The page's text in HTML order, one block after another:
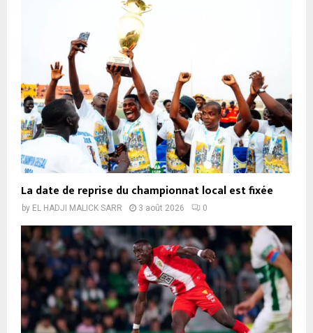
La date de reprise du championnat local est fixée
by EL HADJI MALICK SARR 3 août 2026 0